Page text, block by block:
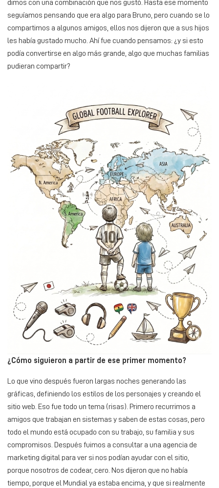
dimos con una combinación que nos gustó. Hasta ese momento
seguíamos pensando que era algo para Bruno, pero cuando se lo
compartimos a algunos amigos, ellos nos dijeron que a sus hijos
les había gustado mucho. Ahí fue cuando pensamos: ¿y si esto
podía convertirse en algo más grande, algo que muchas familias
pudieran compartir?
¿Cómo siguieron a partir de ese primer momento?
Lo que vino después fueron largas noches generando las
gráficas, definiendo los estilos de los personajes y creando el
sitio web. Eso fue todo un tema (risas). Primero recurrimos a
amigos que trabajan en sistemas y saben de estas cosas, pero
todo el mundo está ocupado con su trabajo, su familia y sus
compromisos. Después fuimos a consultar a una agencia de
marketing digital para ver si nos podían ayudar con el sitio,
porque nosotros de codear, cero. Nos dijeron que no había
tiempo, porque el Mundial ya estaba encima, y que si realmente